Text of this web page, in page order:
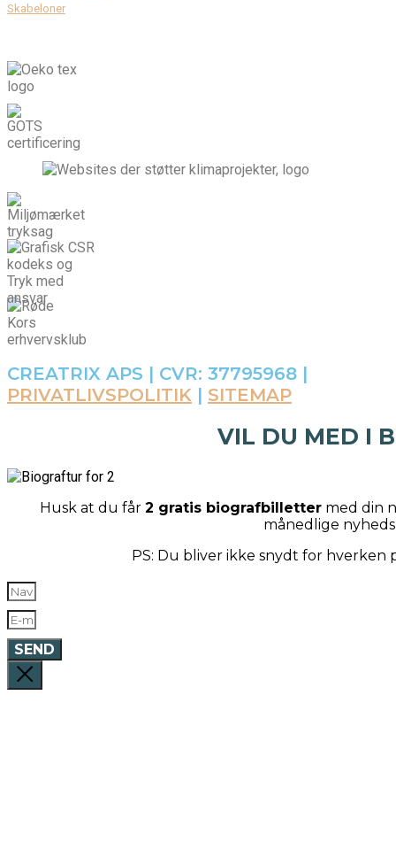
Skabeloner
CREATRIX APS | CVR: 37795968 |
PRIVATLIVSPOLITIK | SITEMAP
VIL DU MED I
Husk at du får 2 gratis biografbilletter med din
månedlige
PS: Du bliver ikke snydt for hverken
SEND